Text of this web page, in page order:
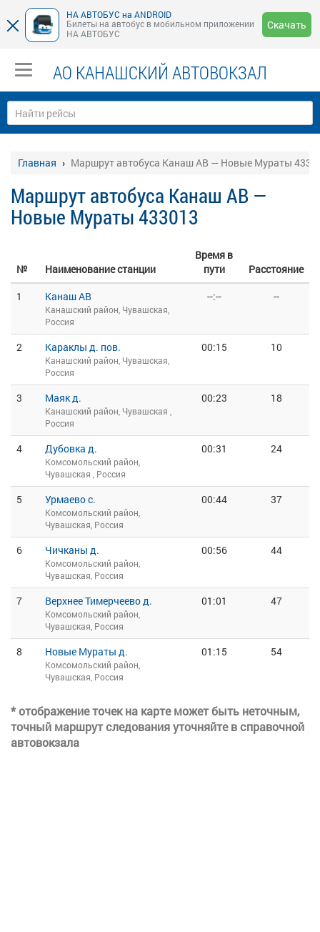
НА АВТОБУС на ANDROID
Билеты на автобус в мобильном приложении
НА АВТОБУС
Скачать
АО КАНАШСКИЙ АВТОВОКЗАЛ
Главная Маршрут автобуса Канаш АВ — Новые Мураты
Маршрут автобуса Канаш АВ —
Новые Мураты 433013
№ Наименование станции
Время в
пути
Расстояние
1
Канаш АВ
Канашский район, Чувашская,
Россия
--:-- --
2 Караклы д. пов.
Канашский район, Чувашская,
Россия
00:15 10
3 Маяк д.
Канашский район, Чувашская ,
Россия
00:23 18
4 Дубовка д.
Комсомольский район,
Чувашская , Россия
00:31 24
5 Урмаево с.
Комсомольский район,
Чувашская, Россия
00:44 37
6 Чичканы д.
Комсомольский район,
Чувашская, Россия
00:56 44
7 Верхнее Тимерчеево д.
Комсомольский район,
Чувашская, Россия
01:01 47
8 Новые Мураты д.
Комсомольский район,
Чувашская, Россия
01:15 54
* отображение точек на карте может быть неточным,
точный маршрут следования уточняйте в справочной
автовокзала